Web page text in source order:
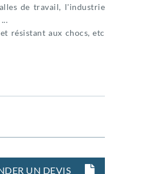
de travail, l'industrie
résistant aux chocs, etc
UN DEVIS